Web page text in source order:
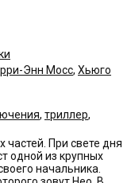
Энн Мосс, Хьюго
, триллер,
При свете дня
одной из крупных
начальника.